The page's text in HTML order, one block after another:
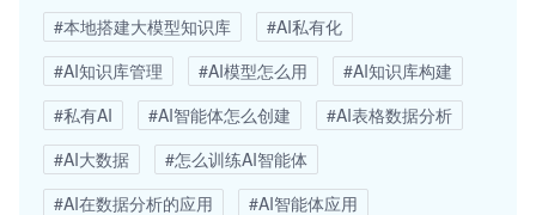
#本地搭建大模型知识库
#AI私有化
#AI知识库管理
#AI模型怎么用
#AI知识库构建
#私有AI
#AI智能体怎么创建
#AI表格数据分析
#AI大数据
#怎么训练AI智能体
#AI在数据分析的应用
#AI智能体应用